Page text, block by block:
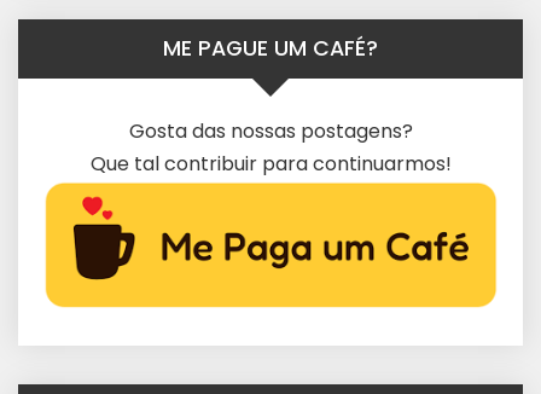
ME PAGUE UM CAFÉ?
Gosta das nossas postagens?
Que tal contribuir para continuarmos!